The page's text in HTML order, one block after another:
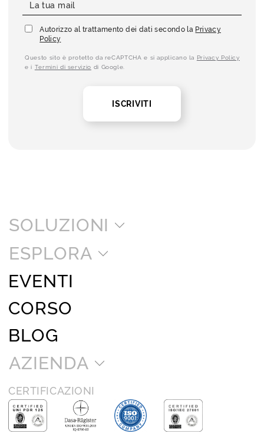
Autorizzo al trattamento dei dati secondo la Privacy
Policy
Questo sito è protetto da reCAPTCHA e si applicano la Privacy Policy
e i Termini di servizio di Google.
ISCRIVITI
SOLUZIONI
ESPLORA
EVENTI
CORSO
BLOG
AZIENDA
CERTIFICAZIONI